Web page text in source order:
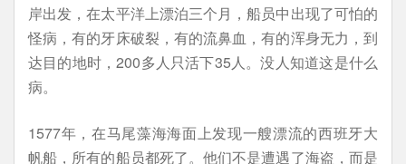
岸出发，在太平洋上漂泊三个月，船员中出现了可怕的
怪病，有的牙床破裂，有的流鼻血，有的浑身无力，到
达目的地时，200多人只活下35人。没人知道这是什么
病。
1577年，在马尾藻海海面上发现一艘漂流的西班牙大
帆船，所有的船员都死了。他们不是遭遇了海盗，而是